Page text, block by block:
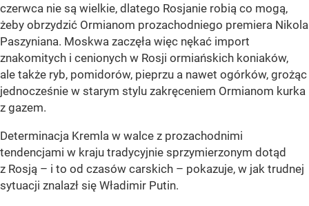
czerwca nie są wielkie, dlatego Rosjanie robią co mogą,
żeby obrzydzić Ormianom prozachodniego premiera Nikola
Paszyniana. Moskwa zaczęła więc nękać import
znakomitych i cenionych w Rosji ormiańskich koniaków,
ale także ryb, pomidorów, pieprzu a nawet ogórków, grożąc
jednocześnie w starym stylu zakręceniem Ormianom kurka
z gazem.
Determinacja Kremla w walce z prozachodnimi
tendencjami w kraju tradycyjnie sprzymierzonym dotąd
z Rosją – i to od czasów carskich – pokazuje, w jak trudnej
sytuacji znalazł się Władimir Putin.